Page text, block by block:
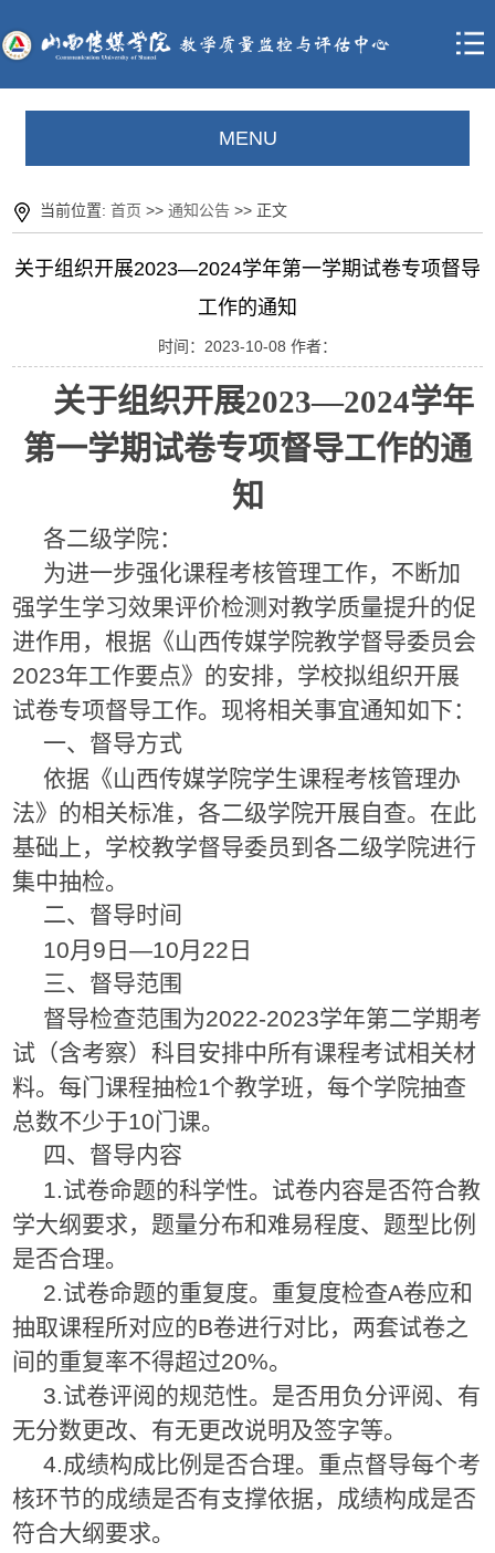
MENU
当前位置:首页 >>通知公告 >> 正文
关于组织开展2023—2024学年第一学期试卷专项督导
工作的通知
时间：2023-10-08 作者：
关于组织开展2023—2024学年
第一学期试卷专项督导工作的通
知
各二级学院：
为进一步强化课程考核管理工作，不断加
强学生学习效果评价检测对教学质量提升的促
进作用，根据《山西传媒学院教学督导委员会
2023年工作要点》的安排，学校拟组织开展
试卷专项督导工作。现将相关事宜通知如下：
一、督导方式
依据《山西传媒学院学生课程考核管理办
法》的相关标准，各二级学院开展自查。在此
基础上，学校教学督导委员到各二级学院进行
集中抽检。
二、督导时间
10月9日—10月22日
三、督导范围
督导检查范围为2022-2023学年第二学期考
试（含考察）科目安排中所有课程考试相关材
料。每门课程抽检1个教学班，每个学院抽查
总数不少于10门课。
四、督导内容
1.试卷命题的科学性。试卷内容是否符合教
学大纲要求，题量分布和难易程度、题型比例
是否合理。
2.试卷命题的重复度。重复度检查A卷应和
抽取课程所对应的B卷进行对比，两套试卷之
间的重复率不得超过20%。
3.试卷评阅的规范性。是否用负分评阅、有
无分数更改、有无更改说明及签字等。
4.成绩构成比例是否合理。重点督导每个考
核环节的成绩是否有支撑依据，成绩构成是否
符合大纲要求。